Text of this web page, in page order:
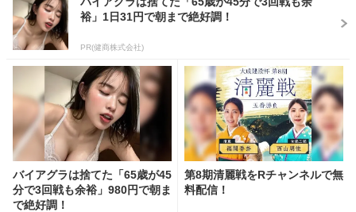
裕」1日31円で朝まで絶好調！
PR(健商株式会社)
バイアグラは捨てた「65歳が45
分で3回戦も余裕」980円で朝ま
で絶好調！
第8期清麗戦をRチャンネルで無
料配信！